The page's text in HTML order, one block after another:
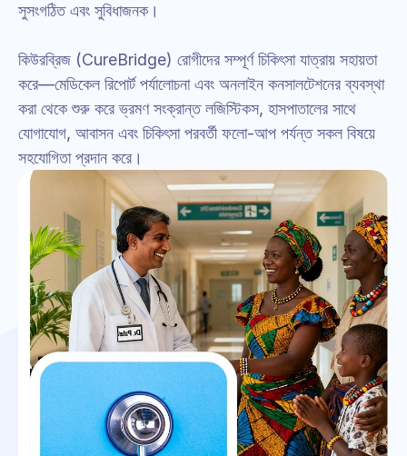
সুসংগঠিত এবং সুবিধাজনক।
কিউরব্রিজ (CureBridge) রোগীদের সম্পূর্ণ চিকিৎসা যাত্রায় সহায়তা
করে—মেডিকেল রিপোর্ট পর্যালোচনা এবং অনলাইন কনসালটেশনের ব্যবস্থা
করা থেকে শুরু করে ভ্রমণ সংক্রান্ত লজিস্টিকস, হাসপাতালের সাথে
যোগাযোগ, আবাসন এবং চিকিৎসা পরবর্তী ফলো-আপ পর্যন্ত সকল বিষয়ে
সহযোগিতা প্রদান করে।